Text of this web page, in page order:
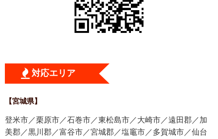
対応エリア
【宮城県】
登米市／栗原市／石巻市／東松島市／大崎市／遠田郡／加
美郡／黒川郡／富谷市／宮城郡／塩竈市／多賀城市／仙台